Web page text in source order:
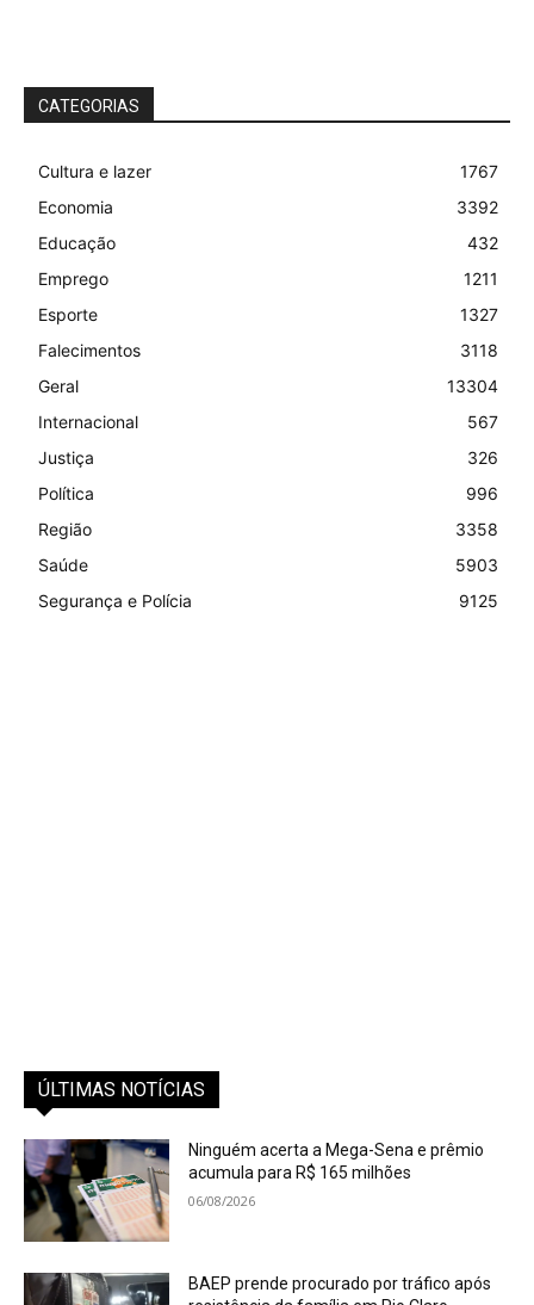
CATEGORIAS
Cultura e lazer
1767
Economia
3392
Educação
432
Emprego
1211
Esporte
1327
Falecimentos
3118
Geral
13304
Internacional
567
Justiça
326
Política
996
Região
3358
Saúde
5903
Segurança e Polícia
9125
ÚLTIMAS NOTÍCIAS
Ninguém acerta a Mega-Sena e prêmio
acumula para R$ 165 milhões
06/08/2026
BAEP prende procurado por tráfico após